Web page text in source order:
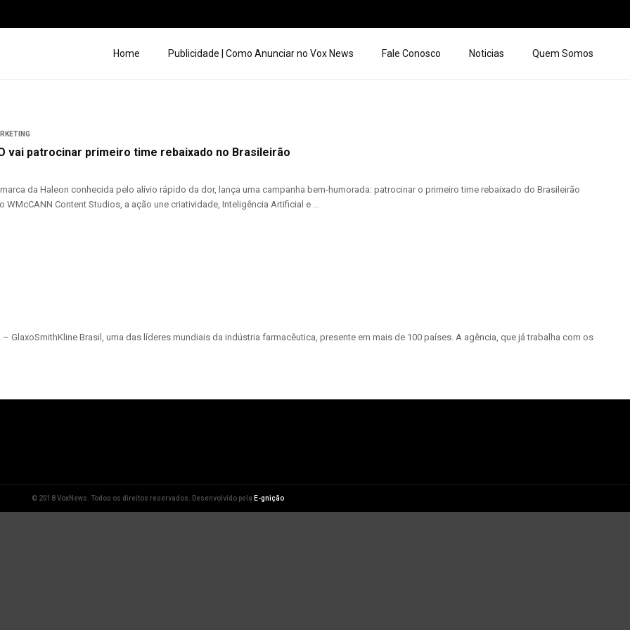
Home Publicidade | Como Anunciar no Vox News Fale Conosco Noticias Quem Somos
vai patrocinar primeiro time rebaixado no Brasileirão
marca da Haleon conhecida pelo alívio rápido da dor, lança uma campanha bem-humorada: patrocinar o primeiro time rebaixado do Brasileirão
WMcCANN Content Studios, a ação une criatividade, Inteligência Artificial e ...
GlaxoSmithKline Brasil, uma das líderes mundiais da indústria farmacêutica, presente em mais de 100 países. A agência, que já trabalha com os
© 2018 VoxNews. Todos os direitos reservados. Desenvolvido pela E-gnição